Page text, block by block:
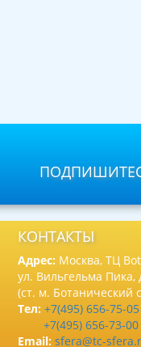
КОНТАКТЫ
Адрес: Москва, ТЦ
ул. Вильгельма Пика,
(ст. м. Ботанический
Тел: +7(495) 656-75-05
+7(495) 656-73-00
Email: sfera@tc-